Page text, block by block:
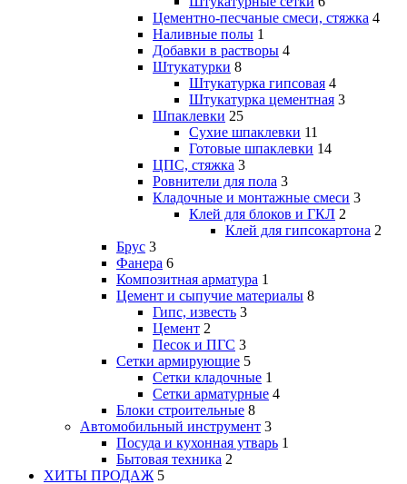
Цементно-песчаные смеси, стяжка 4
Наливные полы 1
Добавки в растворы 4
Штукатурки 8
Штукатурка гипсовая 4
Штукатурка цементная 3
Шпаклевки 25
Сухие шпаклевки 11
Готовые шпаклевки 14
ЦПС, стяжка 3
Ровнители для пола 3
Кладочные и монтажные смеси 3
Клей для блоков и ГКЛ 2
Клей для гипсокартона 2
Брус 3
Фанера 6
Композитная арматура 1
Цемент и сыпучие материалы 8
Гипс, известь 3
Цемент 2
Песок и ПГС 3
Сетки армирующие 5
Сетки кладочные 1
Сетки арматурные 4
Блоки строительные 8
Автомобильный инструмент 3
Посуда и кухонная утварь 1
Бытовая техника 2
ХИТЫ ПРОДАЖ 5